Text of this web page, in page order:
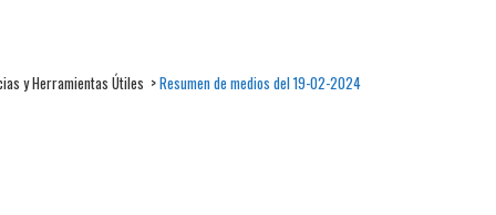
y Herramientas Útiles >Resumen de medios del 19-02-2024